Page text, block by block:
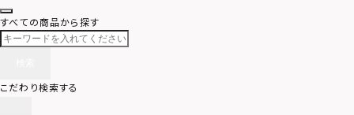
すべての商品から探す
こだわり検索する